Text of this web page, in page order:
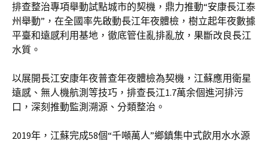
排查整治專項舉動試點城市的契機，鼎力推動“安康長江泰
州舉動”，在全國率先啟動長江年夜體檢，樹立起年夜數據
平臺和遠感利用基地，徹底管住亂排亂放，果斷改良長江
水質。
以展開長江安康年夜普查年夜體檢為契機，江蘇應用衛星
遠感、無人機航測等技巧，排查長江1.7萬余個進河排污
口，深刻推動監測溯源、分類整治。
2019年，江蘇完成58個“千噸萬人”鄉鎮集中式飲用水水源